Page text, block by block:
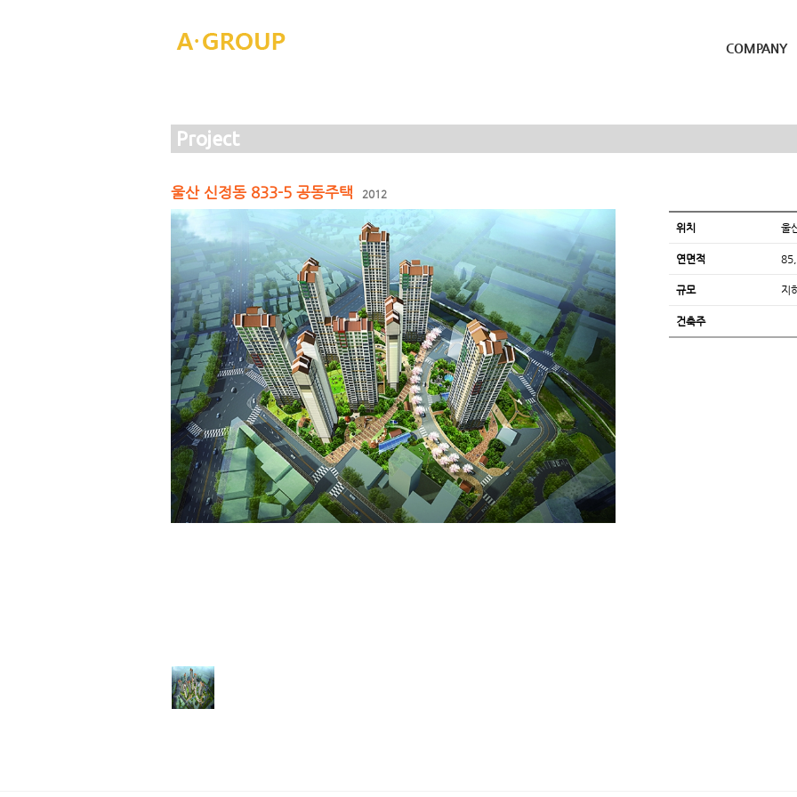
COMPANY
Project
울산 신정동 833-5 공동주택 2012
위치 울
연면적
규모 지
건축주